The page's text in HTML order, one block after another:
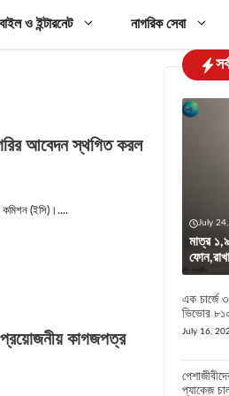
ও ইন্টারনেট নাগরিক সেবা
আবেদন স্থগিত করল
কমিশন (ইসি)।....
প্রয়োজনীয় কাগজপত্র
July
মাত্র
এক চার্জে
ভিভোর
July 16,
প্যাকেজ